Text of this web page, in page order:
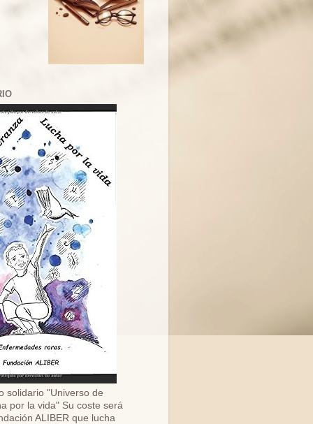
solidario "Universo de
por la vida" Su coste será
ALIBER que lucha